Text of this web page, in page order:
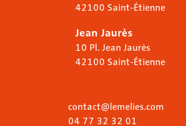
42100 Saint-Étienne
Jean Jaurès
10 Pl. Jean Jaurès
42100 Saint-Étienne
contact@lemelies.com
04 77 32 32 01